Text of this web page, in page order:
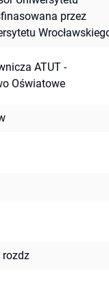
przez
ATUT -
Oświatowe
rozdz